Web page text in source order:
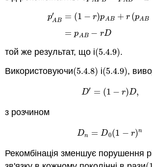
p′
AB = (1 − r)pAB + r (pAB
= pAB − rD
AB 1 A −
той же результат, що і(5.4.9)
(5.4.9).
Використовуючи(5.4.8)
(5.4.8) і(5.4.9)
(5.4.9),
D′ = (1 − r)D,
D′= (1 −r) D,
з розчином
Dn = D0(1 − r)n
D n= D0(1 −r) n
Рекомбінація зменшує порушення